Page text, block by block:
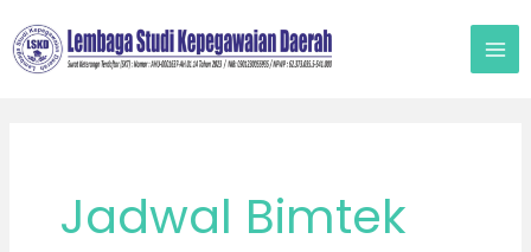
ke
konten
Jadwal Bimtek